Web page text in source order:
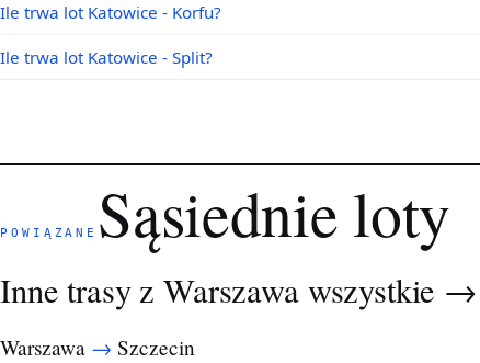
Ile trwa lot Katowice - Korfu?
Ile trwa lot Katowice - Split?
POWIĄZANE Sąsiednie loty
Inne trasy z Warszawawszystkie →
Warszawa → Szczecin